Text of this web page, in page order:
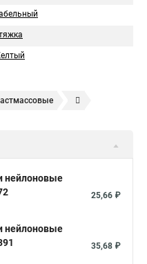
купить в
Стяжки магазин
нейлоновые
25,66 ₽
нейлоновые
35,68 ₽